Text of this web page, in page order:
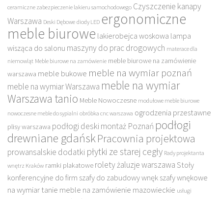
ceramiczne zabezpieczenie lakieru samochodowego Czyszczenie kanapy
Warszawa Deski Dębowe diody LED ergonomiczne
meble biurowe lakierobejca woskowa lampa
wisząca do salonu maszyny do prac drogowych materace dla
niemowląt Meble biurowe na zamówienie meble biurowe na zamówienie
warszawa meble bukowe meble na wymiar poznań
meble na wymiar Warszawa meble na wymiar
Warszawa tanio Meble Nowoczesne modułowe meble biurowe
nowoczesne meble do sypialni obróbka cnc warszawa ogrodzenia przestawne
plisy warszawa podłogi deski montaż Poznań podłogi
drewniane gdańskPracownia projektowa
prowansalskie dodatki płytki ze starej cegły Rady projektanta
wnętrz Kraków ramki plakatowe rolety żaluzje warszawa Stoły
konferencyjne do firm szafy do zabudowy wnęk szafy wnękowe
na wymiar tanie meble na zamówienie mazowieckie usługi